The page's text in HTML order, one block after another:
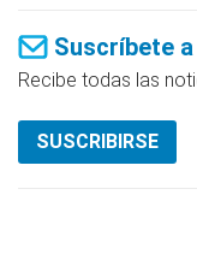
Suscríbete
Recibe todas las
SUSCRIBIRSE